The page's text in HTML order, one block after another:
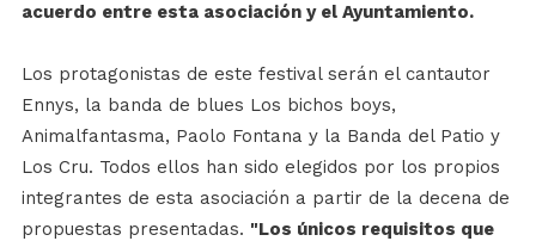
acuerdo entre esta asociación y el Ayuntamiento.
Los protagonistas de este festival serán el cantautor
Ennys, la banda de blues Los bichos boys,
Animalfantasma, Paolo Fontana y la Banda del Patio y
Los Cru. Todos ellos han sido elegidos por los propios
integrantes de esta asociación a partir de la decena de
propuestas presentadas. "Los únicos requisitos que